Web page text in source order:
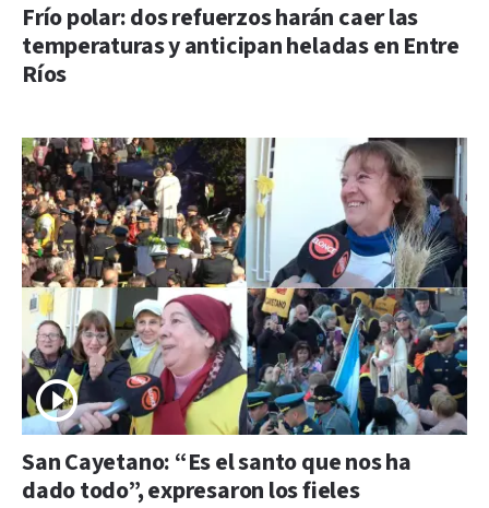
Frío polar: dos refuerzos harán caer las
temperaturas y anticipan heladas en Entre
Ríos
San Cayetano: “Es el santo que nos ha
dado todo”, expresaron los fieles